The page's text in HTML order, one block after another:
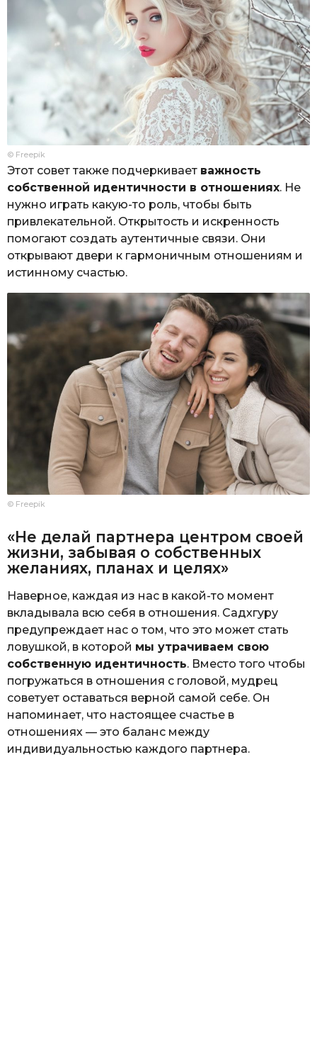
© Freepik
Этот совет также подчеркивает важность
собственной идентичности в отношениях. Не
нужно играть какую-то роль, чтобы быть
привлекательной. Открытость и искренность
помогают создать аутентичные связи. Они
открывают двери к гармоничным отношениям и
истинному счастью.
© Freepik
«Не делай партнера центром своей
жизни, забывая о собственных
желаниях, планах и целях»
Наверное, каждая из нас в какой-то момент
вкладывала всю себя в отношения. Садхгуру
предупреждает нас о том, что это может стать
ловушкой, в которой мы утрачиваем свою
собственную идентичность. Вместо того чтобы
погружаться в отношения с головой, мудрец
советует оставаться верной самой себе. Он
напоминает, что настоящее счастье в
отношениях — это баланс между
индивидуальностью каждого партнера.